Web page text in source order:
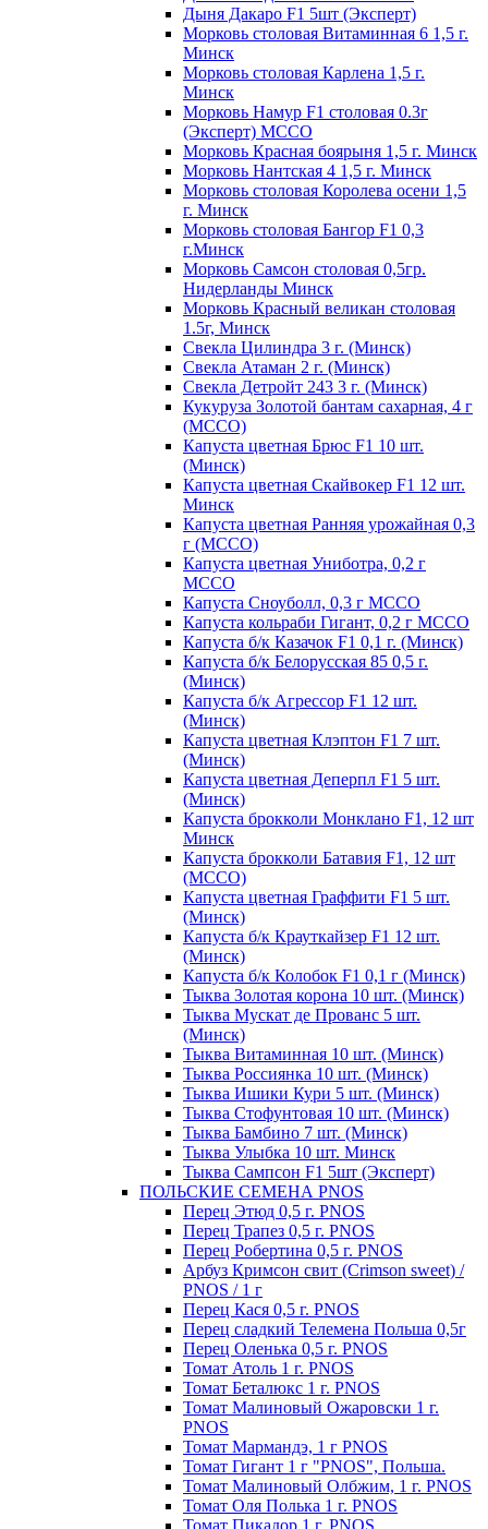
Дыня Дакаро F1 5шт (Эксперт)
Морковь столовая Витаминная 6 1,5 г.
Минск
Морковь столовая Карлена 1,5 г.
Минск
Морковь Намур F1 столовая 0.3г
(Эксперт) МССО
Морковь Красная боярыня 1,5 г. Минск
Морковь Нантская 4 1,5 г. Минск
Морковь столовая Королева осени 1,5
г. Минск
Морковь столовая Бангор F1 0,3
г.Минск
Морковь Самсон столовая 0,5гр.
Нидерланды Минск
Морковь Красный великан столовая
1.5г, Минск
Свекла Цилиндра 3 г. (Минск)
Свекла Атаман 2 г. (Минск)
Свекла Детройт 243 3 г. (Минск)
Кукуруза Золотой бантам сахарная, 4 г
(МССО)
Капуста цветная Брюс F1 10 шт.
(Минск)
Капуста цветная Скайвокер F1 12 шт.
Минск
Капуста цветная Ранняя урожайная 0,3
г (МССО)
Капуста цветная Униботра, 0,2 г
МССО
Капуста Сноуболл, 0,3 г МССО
Капуста кольраби Гигант, 0,2 г МССО
Капуста б/к Казачок F1 0,1 г. (Минск)
Капуста б/к Белорусская 85 0,5 г.
(Минск)
Капуста б/к Агрессор F1 12 шт.
(Минск)
Капуста цветная Клэптон F1 7 шт.
(Минск)
Капуста цветная Деперпл F1 5 шт.
(Минск)
Капуста брокколи Монклано F1, 12 шт
Минск
Капуста брокколи Батавия F1, 12 шт
(МССО)
Капуста цветная Граффити F1 5 шт.
(Минск)
Капуста б/к Крауткайзер F1 12 шт.
(Минск)
Капуста б/к Колобок F1 0,1 г (Минск)
Тыква Золотая корона 10 шт. (Минск)
Тыква Мускат де Прованс 5 шт.
(Минск)
Тыква Витаминная 10 шт. (Минск)
Тыква Россиянка 10 шт. (Минск)
Тыква Ишики Кури 5 шт. (Минск)
Тыква Стофунтовая 10 шт. (Минск)
Тыква Бамбино 7 шт. (Минск)
Тыква Улыбка 10 шт. Минск
Тыква Сампсон F1 5шт (Эксперт)
ПОЛЬСКИЕ СЕМЕНА PNOS
Перец Этюд 0,5 г. PNOS
Перец Трапез 0,5 г. PNOS
Перец Робертина 0,5 г. PNOS
Арбуз Кримсон свит (Crimson sweet) /
PNOS / 1 г
Перец Кася 0,5 г. PNOS
Перец сладкий Телемена Польша 0,5г
Перец Оленька 0,5 г. PNOS
Томат Атоль 1 г. PNOS
Томат Беталюкс 1 г. PNOS
Томат Малиновый Ожаровски 1 г.
PNOS
Томат Мармандэ, 1 г PNOS
Томат Гигант 1 г "PNOS", Польша.
Томат Малиновый Олбжим, 1 г. PNOS
Томат Оля Полька 1 г. PNOS
Томат Пикадор 1 г. PNOS